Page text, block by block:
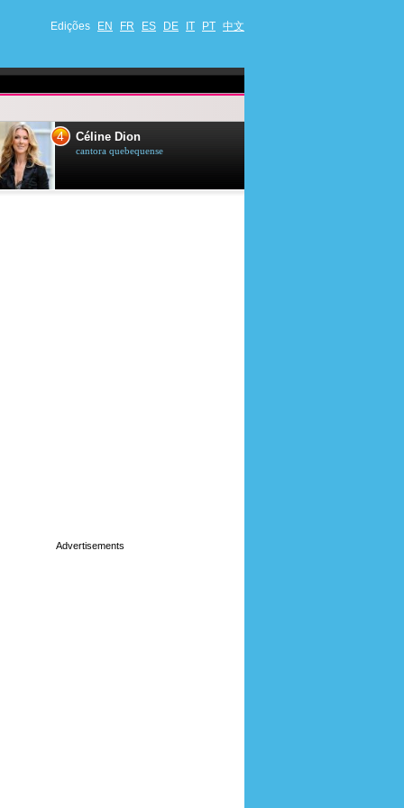
Edições EN FR ES DE IT PT 中文
4 Céline Dion
cantora quebequense